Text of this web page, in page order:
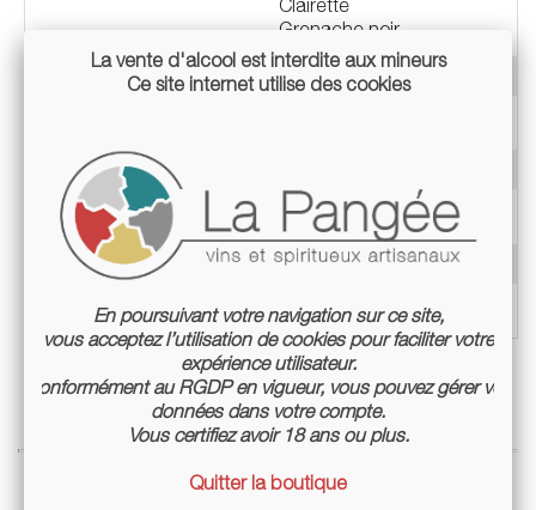
Clairette
Grenache noir
2020
Teneur en alcool
Label AB
Mode de culture Culture biologique certifiée
Conditionnement Magnum 150cl
La vente d'alcool est interdite aux mineurs
Ce site internet utilise des cookies
En poursuivant votre navigation sur ce site,
vous acceptez l’utilisation de cookies pour faciliter votre
expérience utilisateur.
Conformément au RGDP en vigueur, vous pouvez gérer vos
données dans votre compte.
Vous certifiez avoir 18 ans ou plus.
Quitter la boutique